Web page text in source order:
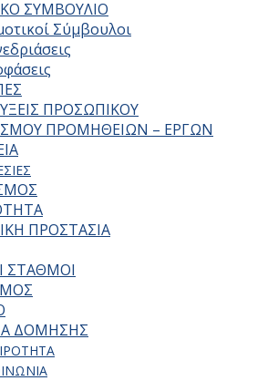
ΣΥΜΒΟΥΛΙΟ
Σύμβουλοι
ΠΡΟΣΩΠΙΚΟΥ
ΠΡΟΜΗΘΕΙΩΝ – ΕΡΓΩΝ
ΠΡΟΣΤΑΣΙΑ
ΣΤΑΘΜΟΙ
ΔΟΜΗΣΗΣ